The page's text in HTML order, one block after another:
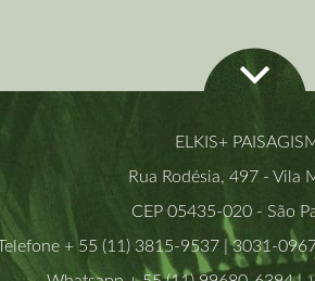
ELKIS+
Rua Rodésia, 497 - Vila
CEP 05435-020 - São
+ 55 (11) 3815-9537 | 3031-